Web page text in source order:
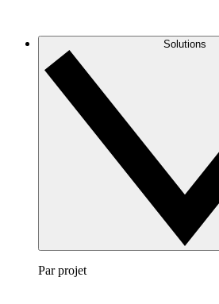
Solutions
Par projet